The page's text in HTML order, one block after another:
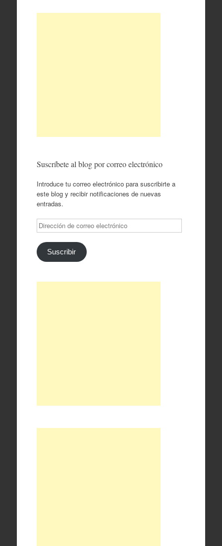
Suscríbete al blog por correo electrónico
Introduce tu correo electrónico para suscribirte a
este blog y recibir notificaciones de nuevas
entradas.
Dirección
de
correo
electrónico
Suscribir